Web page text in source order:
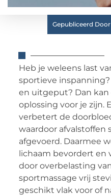
Gepubliceerd
Heb je weleens last
sportieve inspanning?
en uitgeput? Dan kan
oplossing voor je zijn.
verbetert de
waardoor afvalstoffen
afgevoerd. Daarmee
lichaam bevordert en
door overbelasting
sportmassage vrij
geschikt vlak voor of